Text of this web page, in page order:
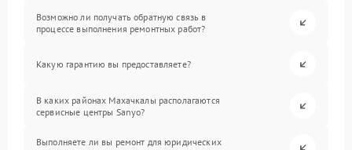
Возможно ли получать обратную связь в
процессе выполнения ремонтных работ?
Какую гарантию вы предоставляете?
В каких районах Махачкалы располагаются
сервисные центры Sanyo?
Выполняете ли вы ремонт для юридических